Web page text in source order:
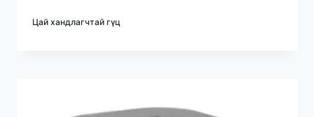
Цай хандлагчтай гүц